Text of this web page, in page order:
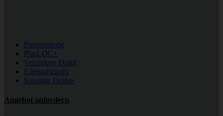
Pressendraht
PlasLOC+
Verzinkter Draht
Edelstahldraht
Sonstige Drähte
Angebot anfordern